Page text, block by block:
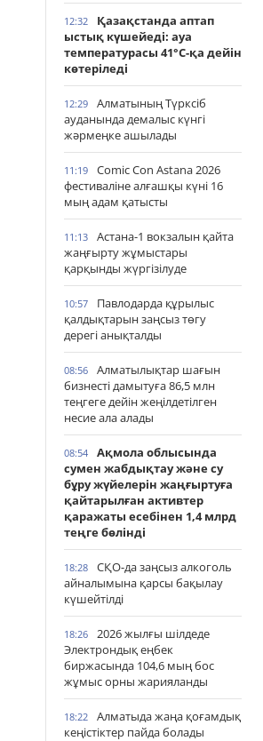
12:32
Қазақстанда аптап
ыстық күшейеді: ауа
температурасы 41°С-қа дейін
көтеріледі
12:29
Алматының Түрксіб
ауданында демалыс күнгі
жәрмеңке ашылады
11:19
Comic Con Astana 2026
фестиваліне алғашқы күні 16
мың адам қатысты
11:13
Астана-1 вокзалын қайта
жаңғырту жұмыстары
қарқынды жүргізілуде
10:57
Павлодарда құрылыс
қалдықтарын заңсыз төгу
дерегі анықталды
08:56
Алматылықтар шағын
бизнесті дамытуға 86,5 млн
теңгеге дейін жеңілдетілген
несие ала алады
08:54
Ақмола облысында
сумен жабдықтау және су
бұру жүйелерін жаңғыртуға
қайтарылған активтер
қаражаты есебінен 1,4 млрд
теңге бөлінді
18:28
СҚО-да заңсыз алкоголь
айналымына қарсы бақылау
күшейтілді
18:26
2026 жылғы шілдеде
Электрондық еңбек
биржасында 104,6 мың бос
жұмыс орны жарияланды
18:22
Алматыда жаңа қоғамдық
кеңістіктер пайда болады